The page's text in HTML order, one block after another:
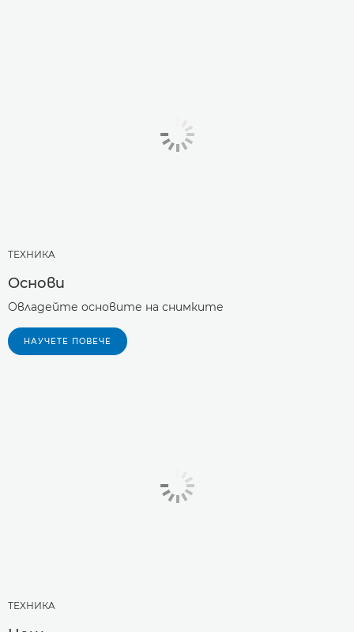
ТЕХНИКA
Основи
Овладейте основите на снимките
НАУЧЕТЕ ПОВЕЧЕ
ТЕХНИКA